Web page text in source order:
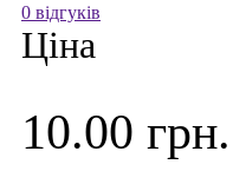
0 відгуків
Ціна
10.00 грн.